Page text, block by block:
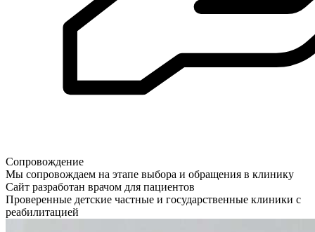
Сопровождение
Мы сопровождаем на этапе выбора и обращения в клинику
Сайт разработан врачом для пациентов
Проверенные детские частные и государственные клиники с
реабилитацией